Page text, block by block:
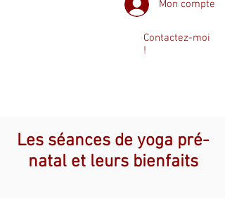
Mon compte
Contactez-moi
!
Les séances de yoga pré-
natal et leurs bienfaits